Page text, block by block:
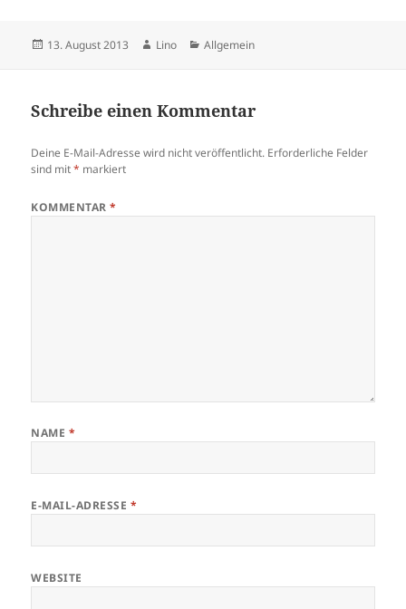
zu den eigentlichen…
Veröffentlicht
13. August 2013 Autor
Lino Kategorien
Allgemein
Schreibe einen Kommentar
Deine E-Mail-Adresse wird nicht veröffentlicht. Erforderliche Felder
sind mit* markiert
KOMMENTAR*
NAME *
E-MAIL-ADRESSE *
WEBSITE